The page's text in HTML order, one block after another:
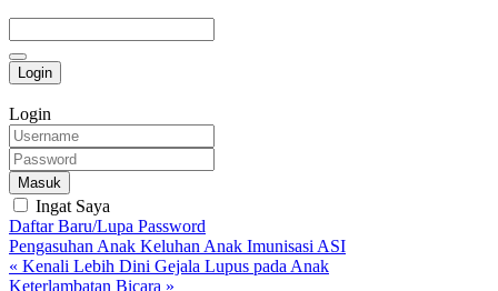
Login
Login
Masuk
Ingat Saya
Daftar Baru/Lupa Password
Pengasuhan Anak Keluhan Anak Imunisasi ASI
« Kenali Lebih Dini Gejala Lupus pada Anak
Keterlambatan Bicara »